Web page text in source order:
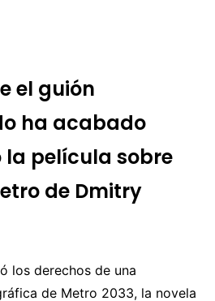
el guión
ha acabado
película sobre
de Dmitry
los derechos de una
de Metro 2033, la novela